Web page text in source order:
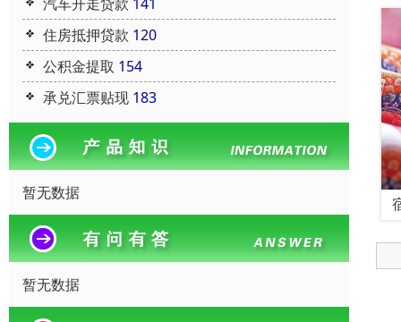
住房抵押贷款 120
公积金提取 154
承兑汇票贴现 183
暂无数据
暂无数据